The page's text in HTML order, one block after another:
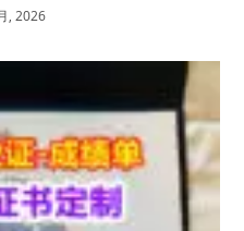
, 2026